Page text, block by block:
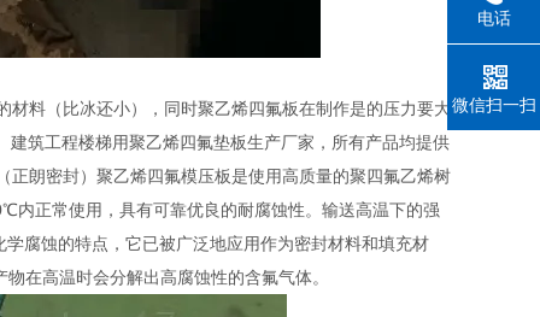
料（比冰还小），同时聚乙烯四氟板在制作是的压力要大
筑工程楼梯用聚乙烯四氟垫板生产厂家，所有产品均提供
朗密封）聚乙烯四氟模压板是使用高质量的聚四氟乙烯树
正常使用，具有可靠优良的耐腐蚀性。输送高温下的强
腐蚀的特点，它已被广泛地应用作为密封材料和填充材
在高温时会分解出高腐蚀性的含氟气体。
电话
微信扫一扫